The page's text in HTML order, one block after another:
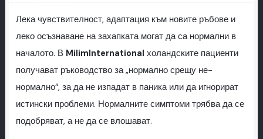
Лека чувствителност, адаптация към новите ръбове и
леко осъзнаване на захапката могат да са нормални в
началото. В MilimInternational холандските пациенти
получават ръководство за „нормално срещу не-
нормално“, за да не изпадат в паника или да игнорират
истински проблеми. Нормалните симптоми трябва да се
подобряват, а не да се влошават.